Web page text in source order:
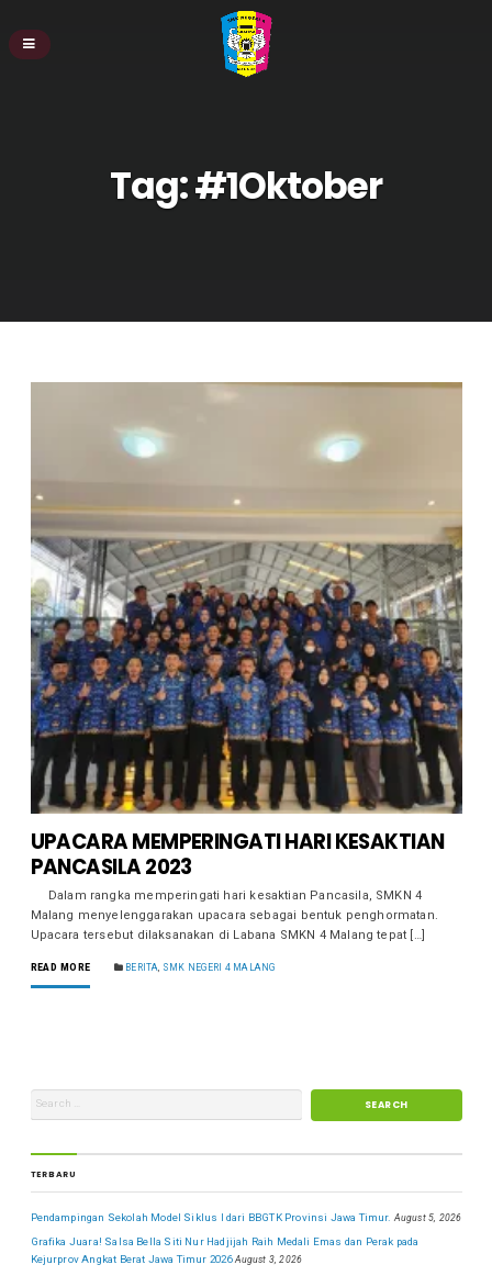
Tag:#1Oktober
UPACARA MEMPERINGATI HARI KESAKTIAN
PANCASILA 2023
Dalam rangka memperingati hari kesaktian Pancasila, SMKN 4
Malang menyelenggarakan upacara sebagai bentuk penghormatan.
Upacara tersebut dilaksanakan di Labana SMKN 4 Malang tepat […]
READ MORE BERITA SMK NEGERI 4 MALANG
TERBARU
Pendampingan Sekolah Model Siklus I dari BBGTK Provinsi Jawa Timur. August 5, 2026
Grafika Juara! Salsa Bella Siti Nur Hadjijah Raih Medali Emas dan Perak pada
Kejurprov Angkat Berat Jawa Timur 2026 August 3, 2026